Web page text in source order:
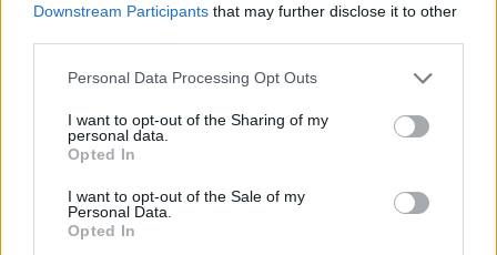
Downstream Participants that may further disclose it to other
Please note that this website/app uses one or more Google
not limited to your visit or usage behaviour. You may click to
grant or deny consent to Google and its third-party tags to
use your data for below specified purposes in below Google
consent section.
Personal Data Processing Opt Outs
I want to opt-out of the Sharing of my
personal data.
Opted In
I want to opt-out of the Sale of my
Personal Data.
Opted In
«φωτίσει» προορισμούς οι οποίοι είναι λιγότερο
γνώμονα τον στρατηγικό στόχο για τουρισμό 12
μήνες τον χρόνο.
δημιουργία διακριτής καμπάνιας για τον χειμερινό
τουρισμό, ώστε να καταστεί σαφές ότι στον τομέα